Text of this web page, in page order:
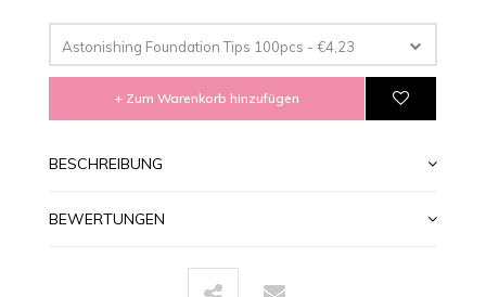
Astonishing Foundation Tips 100pcs - €4,23
+ Zum Warenkorb hinzufügen
BESCHREIBUNG
BEWERTUNGEN